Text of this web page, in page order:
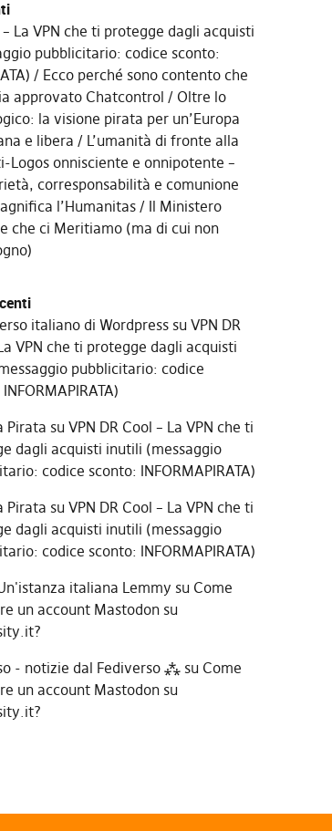
– La VPN che ti protegge dagli acquisti
pubblicitario: codice sconto:
Ecco perché sono contento che
approvato Chatcontrol
Oltre lo
la visione pirata per un’Europa
e libera
L’umanità di fronte alla
Logos onnisciente e onnipotente –
corresponsabilità e comunione
l’Humanitas
Il Ministero
che ci Meritiamo (ma di cui non
italiano di Wordpresssu VPN DR
VPN che ti protegge dagli acquisti
pubblicitario: codice
Pirata su VPN DR Cool – La VPN che ti
dagli acquisti inutili (messaggio
codice sconto: INFORMAPIRATA)
Pirata su VPN DR Cool – La VPN che ti
dagli acquisti inutili (messaggio
codice sconto: INFORMAPIRATA)
italiana Lemmy su Come
un account Mastodon su
- notizie dal Fediverso ⁂su Come
un account Mastodon su